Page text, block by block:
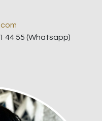
44 55 (Whatsapp)